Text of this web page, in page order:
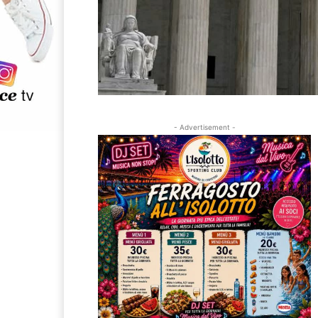
- Advertisement -